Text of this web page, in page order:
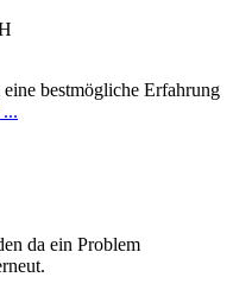
bestmögliche Erfahrung
da ein Problem